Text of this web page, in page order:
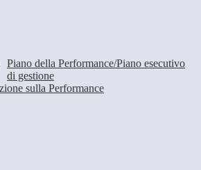
Piano della Performance/Piano esecutivo
di gestione
sulla Performance